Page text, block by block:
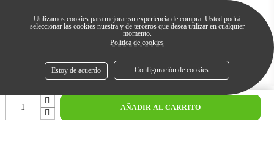
Utilizamos cookies para mejorar su experiencia de compra. Usted podrá
seleccionar las cookies nuestra y de terceros que desea utilizar en cualquier
momento.
Política de cookies
Estoy de acuerdo Configuración de cookies
AÑADIR AL CARRITO
expand_less